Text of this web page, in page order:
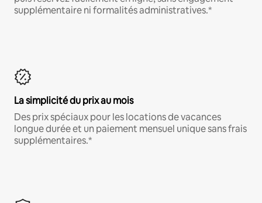
supplémentaire ni formalités administratives.*
La simplicité du prix au mois
Des prix spéciaux pour les locations de vacances
longue durée et un paiement mensuel unique sans frais
supplémentaires.*